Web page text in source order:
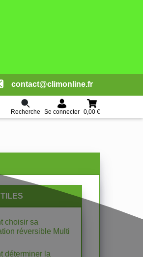
contact@climonline.fr
Recherche Se connecter 0,00 €
choisir sa
réversible Multi
déterminer la